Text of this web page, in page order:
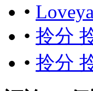
•
• 拎分
• 拎分